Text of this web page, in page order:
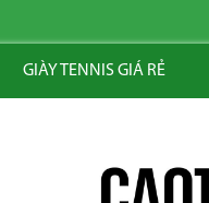
GIÀY TENNIS GIÁ RẺ